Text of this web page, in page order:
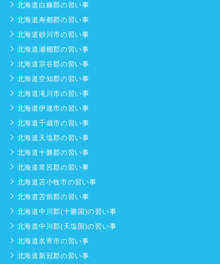
北海道白糠郡の習い事
北海道寿都郡の習い事
北海道砂川市の習い事
北海道瀬棚郡の習い事
北海道宗谷郡の習い事
北海道空知郡の習い事
北海道滝川市の習い事
北海道伊達市の習い事
北海道千歳市の習い事
北海道天塩郡の習い事
北海道十勝郡の習い事
北海道常呂郡の習い事
北海道苫小牧市の習い事
北海道苫前郡の習い事
北海道中川郡(十勝国)の習い事
北海道中川郡(天塩国)の習い事
北海道名寄市の習い事
北海道新冠郡の習い事